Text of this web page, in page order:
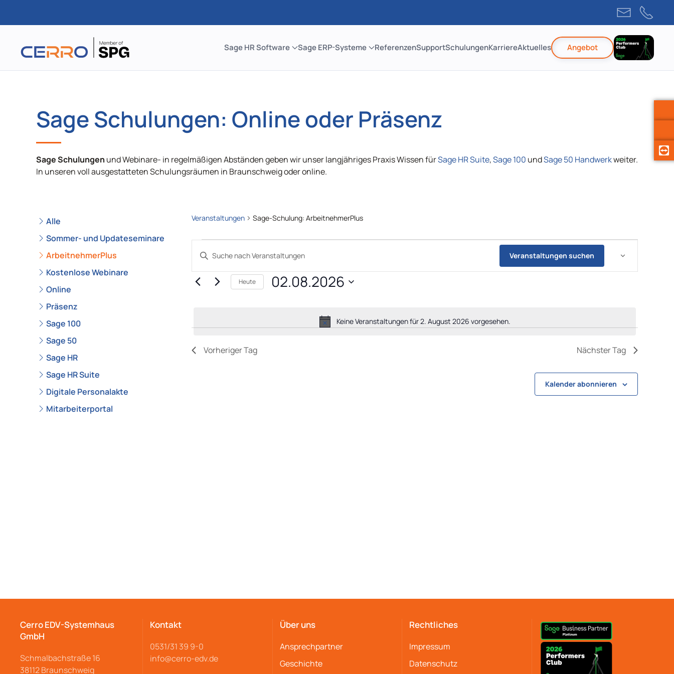
Zum
springen
Sage HR Software Sage ERP-Systeme ReferenzenSupportSchulungenKarriereAktuelles Angebot
Sage Schulungen: Online oder Präsenz
Sage Schulungen und Webinare- in regelmäßigen Abständen geben wir unser langjähriges Praxis Wissen fürSage HR Suite,Sage 100 undSage 50 Handwerkweiter.
In unseren voll ausgestatteten Schulungsräumen in Braunschweig oder online.
Veranstaltungen Sage-Schulung: ArbeitnehmerPlus
Veranstaltungen
für
Keine Veranstaltungen für 2. August 2026 vorgesehen.
Geben
Das
Schlüsselwort.
Veranstaltungen suchen
Heute 02.08.2026
Vorheriger Tag Nächster Tag
Kalender abonnieren
Alle
Sommer- und Updateseminare
ArbeitnehmerPlus
Kostenlose Webinare
Online
Präsenz
Sage 100
Sage 50
Sage HR
Sage HR Suite
Digitale Personalakte
Mitarbeiterportal
Cerro EDV-Systemhaus
GmbH
Schmalbachstraße16
38112 Braunschweig
Kontakt
0531/31 39 9-0
info@cerro-edv.de
Über uns
Ansprechpartner
Geschichte
Rechtliches
Impressum
Datenschutz